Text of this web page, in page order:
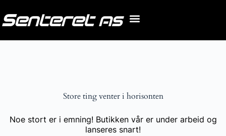
Store ting venter i horisonten
Noe stort er i emning! Butikken vår er under arbeid og
lanseres snart!